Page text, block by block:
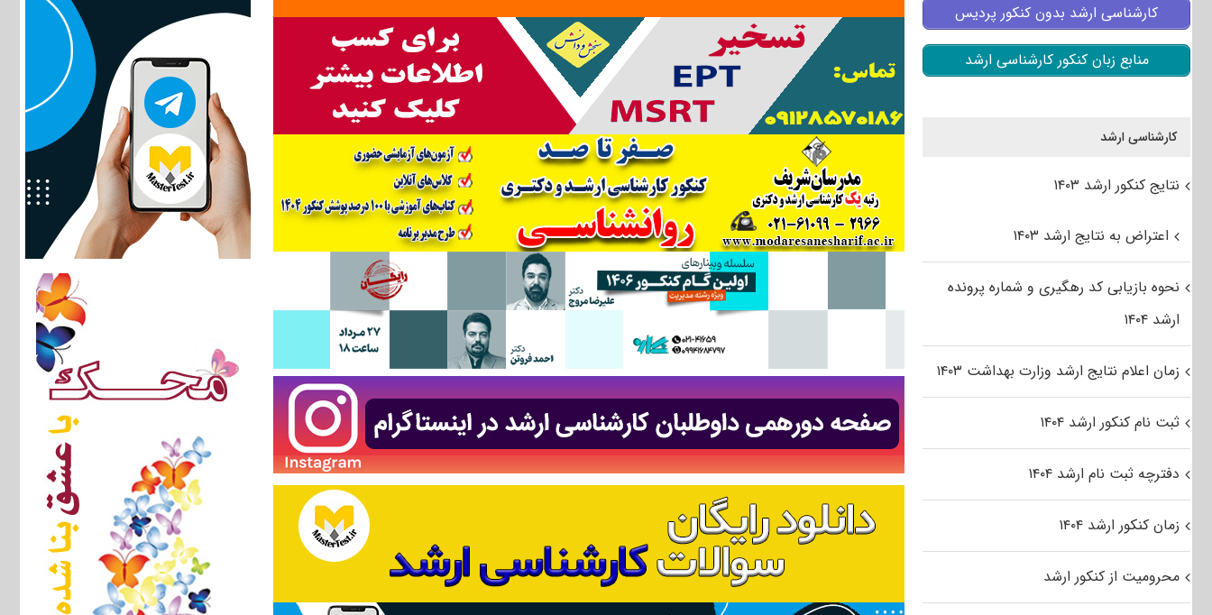
کارشناسی ارشد بدون کنکور پردیس
منابع زبان کنکور کارشناسی ارشد
کارشناسی ارشد
نتایج کنکور ارشد ۱۴۰۳
اعتراض به نتایج ارشد ۱۴۰۳
نحوه بازیابی کد رهگیری و شماره پرونده
ارشد ۱۴۰۴
زمان اعلام نتایج ارشد وزارت بهداشت ۱۴۰۳
ثبت نام کنکور ارشد ۱۴۰۴
دفترچه ثبت نام ارشد ۱۴۰۴
زمان کنکور ارشد ۱۴۰۴
محرومیت از کنکور ارشد